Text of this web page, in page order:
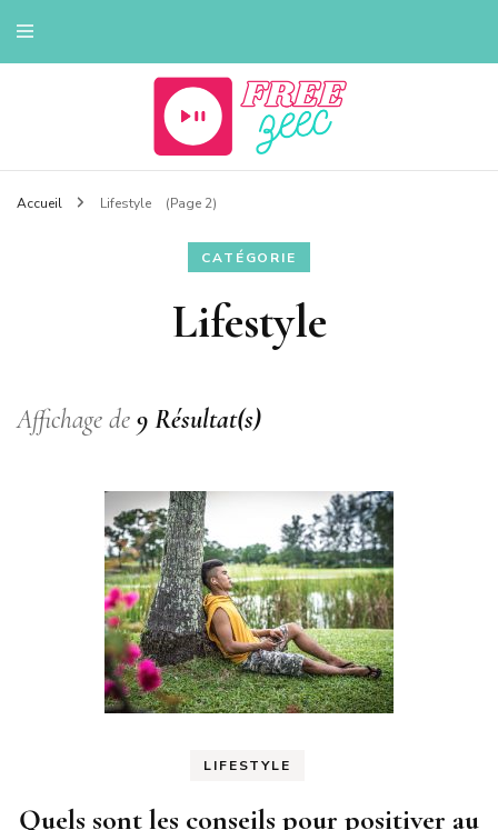
Freezeec
Accueil Lifestyle (Page 2)
CATÉGORIE
Lifestyle
Affichage de 9 Résultat(s)
LIFESTYLE
Quels sont les conseils pour positiver au